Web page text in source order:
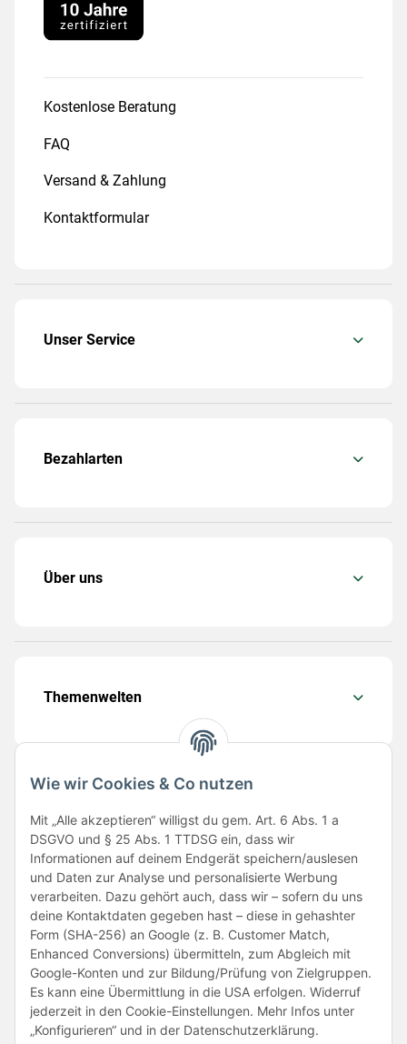
Wie wir Cookies & Co nutzen
Mit „Alle akzeptieren“ willigst du gem. Art. 6 Abs. 1 a
DSGVO und § 25 Abs. 1 TTDSG ein, dass wir
Informationen auf deinem Endgerät speichern/auslesen
und Daten zur Analyse und personalisierte Werbung
verarbeiten. Dazu gehört auch, dass wir – sofern du uns
deine Kontaktdaten gegeben hast – diese in gehashter
Form (SHA-256) an Google (z. B. Customer Match,
Enhanced Conversions) übermitteln, zum Abgleich mit
Google-Konten und zur Bildung/Prüfung von Zielgruppen.
Es kann eine Übermittlung in die USA erfolgen. Widerruf
jederzeit in den Cookie-Einstellungen. Mehr Infos unter
„Konfigurieren“ und in der Datenschutzerklärung.
Kostenlose Beratung
FAQ
Versand & Zahlung
Kontaktformular
Unser Service
Bezahlarten
Über uns
Themenwelten
Folge uns
Unsere Partner